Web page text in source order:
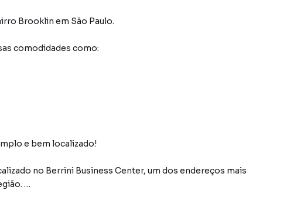
Brooklin em São Paulo.
comodidades como:
e bem localizado!
no Berrini Business Center, um dos endereços mais
imóvel oferece um ambiente ideal para empresas que buscam